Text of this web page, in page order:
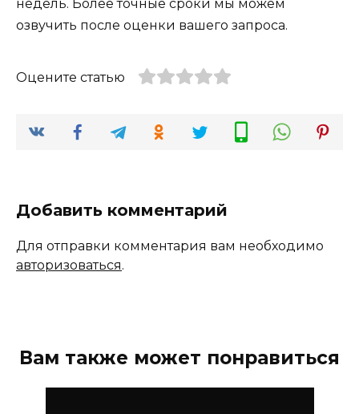
недель. Более точные сроки мы можем
озвучить после оценки вашего запроса.
Оцените статью
Добавить комментарий
Для отправки комментария вам необходимо
авторизоваться.
Вам также может понравиться